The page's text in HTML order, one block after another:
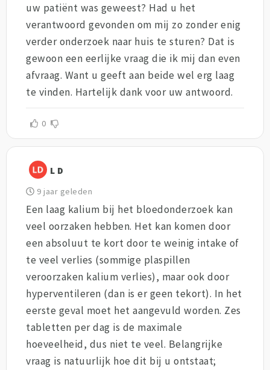
uw patiënt was geweest? Had u het
verantwoord gevonden om mij zo zonder enig
verder onderzoek naar huis te sturen? Dat is
gewoon een eerlijke vraag die ik mij dan even
afvraag. Want u geeft aan beide wel erg laag
te vinden. Hartelijk dank voor uw antwoord.
0
L D
9 jaar geleden
Een laag kalium bij het bloedonderzoek kan
veel oorzaken hebben. Het kan komen door
een absoluut te kort door te weinig intake of
te veel verlies (sommige plaspillen
veroorzaken kalium verlies), maar ook door
hyperventileren (dan is er geen tekort). In het
eerste geval moet het aangevuld worden. Zes
tabletten per dag is de maximale
hoeveelheid, dus niet te veel. Belangrijke
vraag is natuurlijk hoe dit bij u ontstaat;